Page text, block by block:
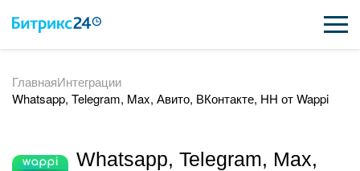
ВОЗМОЖНОСТИ
ИНТЕГРАЦИИ
ГлавнаяИнтеграции
Whatsapp, Telegram, Max, Авито, ВКонтакте, HH от Wappi
Whatsapp, Telegram, Max,